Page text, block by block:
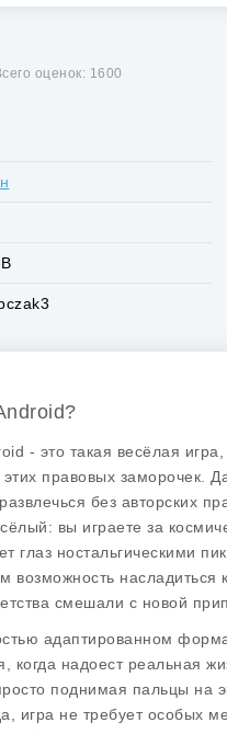
оценок: 1600
- это такая весёлая
этих правовых
без авторских
вы играете за
глаз ностальгическими
возможность
смешали с новой
адаптированном
когда надоест реальная
поднимая пальцы на
игра не требует особых